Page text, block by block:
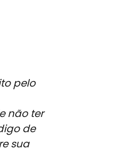
pelo
não ter
de
sua